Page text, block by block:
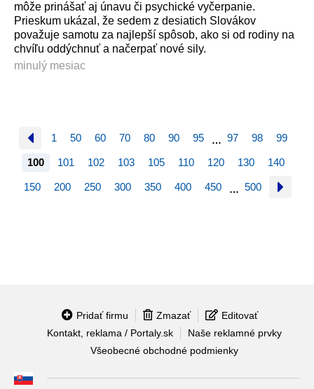
môže prinášať aj únavu či psychické vyčerpanie.
Prieskum ukázal, že sedem z desiatich Slovákov
považuje samotu za najlepší spôsob, ako si od rodiny na
chvíľu oddýchnuť a načerpať nové sily.
minulý mesiac
1 50 60 70 80 90 95 … 97 98 99
100 101 102 103 105 110 120 130 140
150 200 250 300 350 400 450 … 500
Pridať firmu Zmazať
Editovať
Kontakt, reklama / Portaly.sk
Naše reklamné prvky
Všeobecné obchodné podmienky